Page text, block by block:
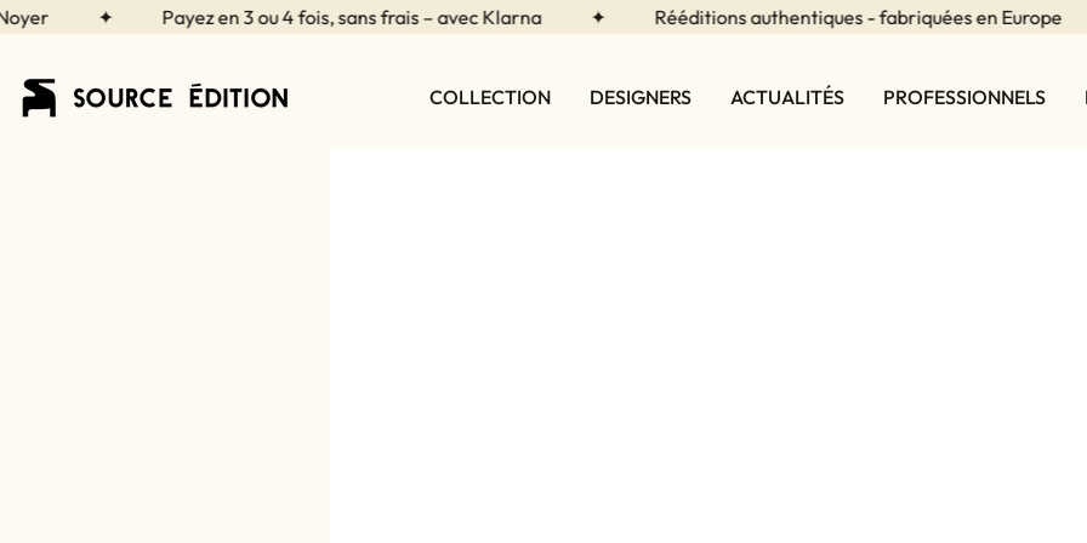
Aller
contenu
✦ Payez en 3 ou 4 fois, sans frais – avec Klarna ✦ Rééditions authentiques - fabriquées en Europe ✦
COLLECTION DESIGNERS ACTUALITÉS PROFESSIONNELS